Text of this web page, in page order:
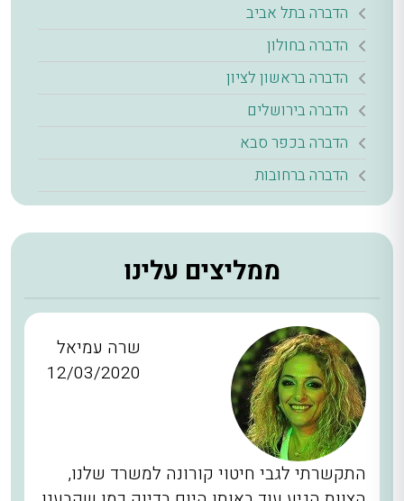
הדברה בתל אביב
הדברה בחולון
הדברה בראשון לציון
הדברה בירושלים
הדברה בכפר סבא
הדברה ברחובות
ממליצים עלינו
שרה עמיאל
12/03/2020
התקשרתי לגבי חיטוי קורונה למשרד שלנו,